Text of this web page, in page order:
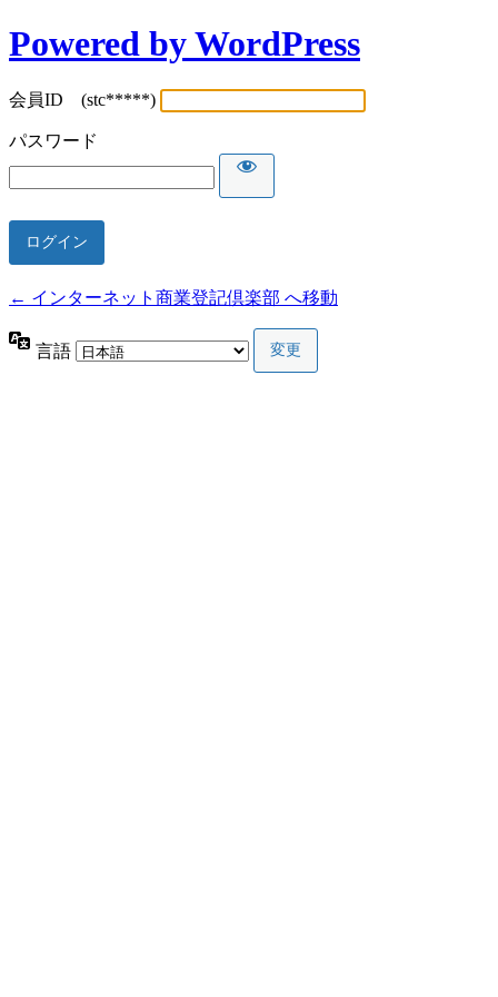
Powered by WordPress
会員ID (stc*****)
パスワード
← インターネット商業登記倶楽部 へ移動
言語